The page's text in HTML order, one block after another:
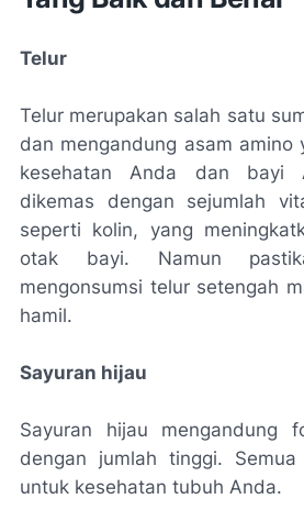
Telur
Telur merupakan salah satu
dan mengandung asam amino
kesehatan Anda dan bayi
dikemas dengan sejumlah
seperti kolin, yang
otak bayi. Namun
mengonsumsi telur setengah
hamil.
Sayuran hijau
Sayuran hijau mengandung
dengan jumlah tinggi.
untuk kesehatan tubuh Anda.